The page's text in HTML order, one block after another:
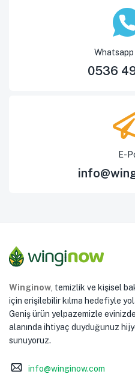
Whatsapp
0536
E-
Winginow , temizlik ve kişisel
için erişilebilir kılma hedefiyle
Geniş ürün yelpazemizle
alanında ihtiyaç duyduğunuz
sunuyoruz.
info@winginow.com